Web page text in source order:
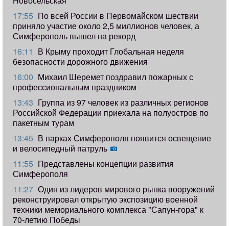
17:55 ​По всей России в Первомайском шествии
приняло участие около 2,5 миллионов человек, а
Симферополь вышел на рекорд
16:11 В Крыму проходит Глобальная неделя
безопасности дорожного движения
16:00 Михаил Шеремет поздравил пожарных с
профессиональным праздником
13:43 Группа из 97 человек из различных регионов
Российской Федерации приехала на полуостров по
пакетным турам
13:45 В парках Симферополя появится освещение
и велосипедный патруль
11:55 Представлены концепции развития
Симферополя
11:27 Один из лидеров мирового рынка вооружений
реконструировал открытую экспозицию военной
техники мемориального комплекса "Сапун-гора" к
70-летию Победы